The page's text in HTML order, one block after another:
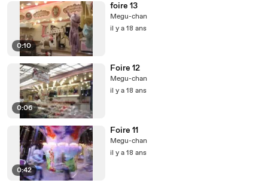
0:10
foire 13
Megu-chan
il y a 18 ans
0:06
Foire 12
Megu-chan
il y a 18 ans
0:42
Foire 11
Megu-chan
il y a 18 ans